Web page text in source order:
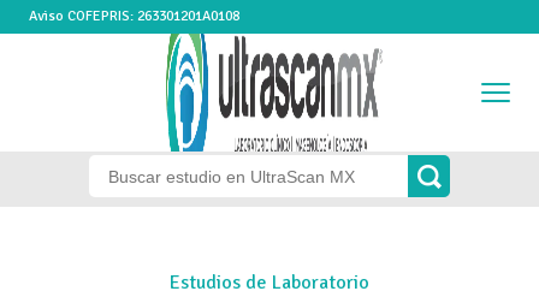
Aviso COFEPRIS: 263301201A0108
Estudios de Laboratorio